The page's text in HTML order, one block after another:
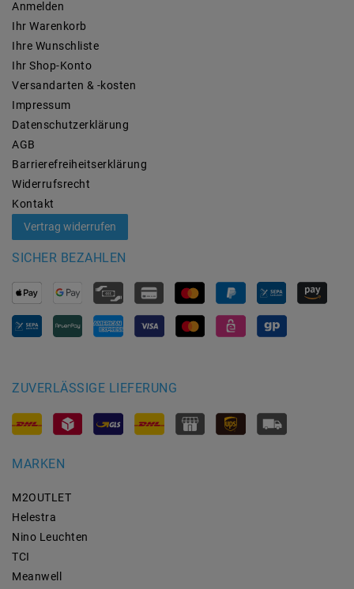
Anmelden
Ihr Warenkorb
Ihre Wunschliste
Ihr Shop-Konto
Versandarten & -kosten
Impressum
Daten­schutz­erklärung
AGB
Barrierefreiheitserklärung
Widerrufs­recht
Kontakt
Vertrag widerrufen
SICHER BEZAHLEN
ZUVERLÄSSIGE LIEFERUNG
MARKEN
M2OUTLET
Helestra
Nino Leuchten
TCI
Meanwell